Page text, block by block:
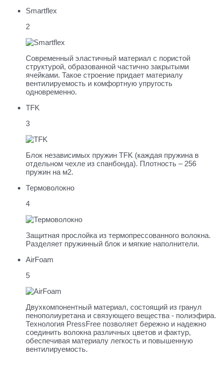
Smartflex
2
Современный эластичный материал с пористой
структурой, образованной частично закрытыми
ячейками. Такое строение придает материалу
вентилируемость и комфортную упругость
одновременно.
TFK
3
Блок независимых пружин TFK (каждая пружина в
отдельном чехле из спанбонда). Плотность – 256
пружин на м2.
Термоволокно
4
Защитная прослойка из термопресcованного волокна.
Разделяет пружинный блок и мягкие наполнители.
AirFoam
5
Двухкомпонентный материал, состоящий из гранул
пенополиуретана и связующего вещества - полиэфира.
Технология PressFree позволяет бережно и надежно
соединить волокна различных цветов и фактур,
обеспечивая материалу легкость и повышенную
вентилируемость.